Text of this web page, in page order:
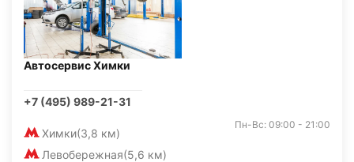
Автосервис Химки
+7 (495) 989-21-31
Химки(3,8 км)
Левобережная(5,6 км)
Пн-Вс: 09:00 - 21:00